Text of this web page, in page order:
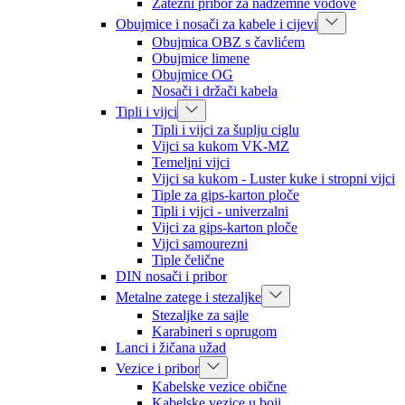
Zatezni pribor za nadzemne vodove
Obujmice i nosači za kabele i cijevi
Obujmica OBZ s čavlićem
Obujmice limene
Obujmice OG
Nosači i držači kabela
Tipli i vijci
Tipli i vijci za šuplju ciglu
Vijci sa kukom VK-MZ
Temeljni vijci
Vijci sa kukom - Luster kuke i stropni vijci
Tiple za gips-karton ploče
Tipli i vijci - univerzalni
Vijci za gips-karton ploče
Vijci samourezni
Tiple čelične
DIN nosači i pribor
Metalne zatege i stezaljke
Stezaljke za sajle
Karabineri s oprugom
Lanci i žičana užad
Vezice i pribor
Kabelske vezice obične